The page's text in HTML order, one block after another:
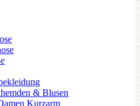
& Blusen
Kurzarm